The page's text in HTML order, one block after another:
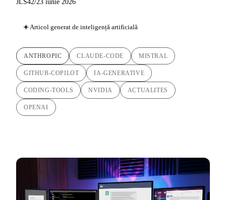
JLS42/23 iunie 2026
Articol generat de inteligență artificială
ANTHROPIC CLAUDE-CODE MISTRAL
GITHUB-COPILOT IA-GENERATIVE
CODING-TOOLS NVIDIA ACTUALITES
OPENAI